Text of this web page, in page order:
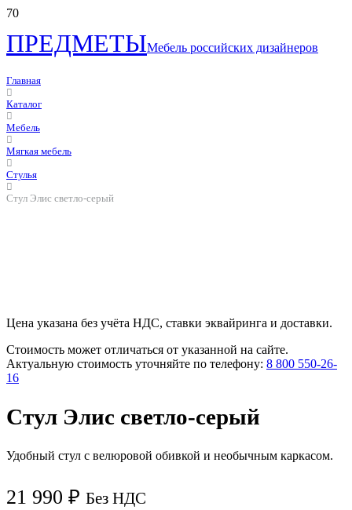
ПРЕДМЕТЫМебель российских дизайнеров
Главная
Каталог
Мебель
Мягкая мебель
Стулья
Стул Элис светло-серый
Цена указана без учёта НДС, ставки эквайринга и доставки.
Стоимость может отличаться от указанной на сайте.
Актуальную стоимость уточняйте по телефону: 8 800 550-26-
16
Стул Элис светло-серый
Удобный стул с велюровой обивкой и необычным каркасом.
21 990 ₽ Без НДС